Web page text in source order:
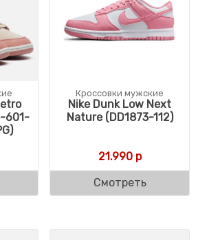
601-
Кроссовки мужские
Nike Dunk Low Next
Nature (DD1873-112)
21.990р
Смотреть